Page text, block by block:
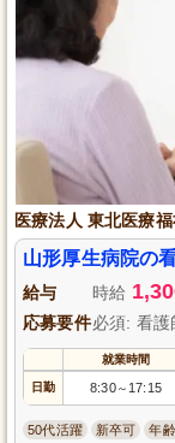
医療法人 東北医療
山形厚生病院の
給与 時給
応募要件必須: 看護
就業時間
日勤 8:30～ 17:15
50代活躍 新卒可 年